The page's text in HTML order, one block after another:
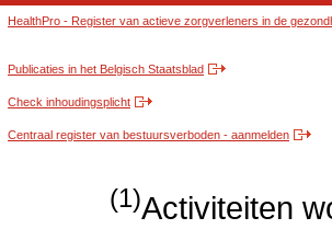
HealthPro - Register van actieve zorgverleners in de
Publicaties in het Belgisch Staatsblad
Check inhoudingsplicht
Centraal register van bestuursverboden - aanmelden
(1)Activiteiten